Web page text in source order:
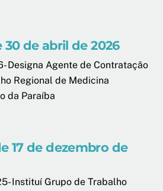
30 de abril de 2026
Designa Agente de Contratação
Regional de Medicina
da Paraíba
17 de dezembro de
Instituí Grupo de Trabalho